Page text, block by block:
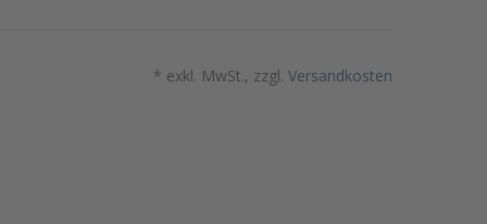
* exkl. MwSt., zzgl. Versandkosten